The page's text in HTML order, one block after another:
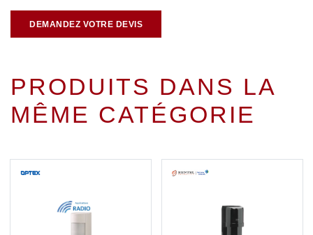
DEMANDEZ VOTRE DEVIS
PRODUITS DANS LA
MÊME CATÉGORIE